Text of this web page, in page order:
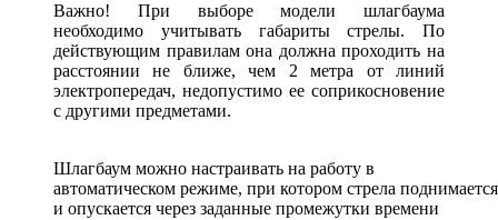
Важно! При выборе модели шлагбаума
необходимо учитывать габариты стрелы. По
действующим правилам она должна проходить на
расстоянии не ближе, чем 2 метра от линий
электропередач, недопустимо ее соприкосновение
с другими предметами.
Шлагбаум можно настраивать на работу в
автоматическом режиме, при котором стрела поднимается
и опускается через заданные промежутки времени